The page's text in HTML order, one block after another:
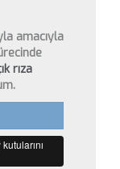
amacıyla
rıza